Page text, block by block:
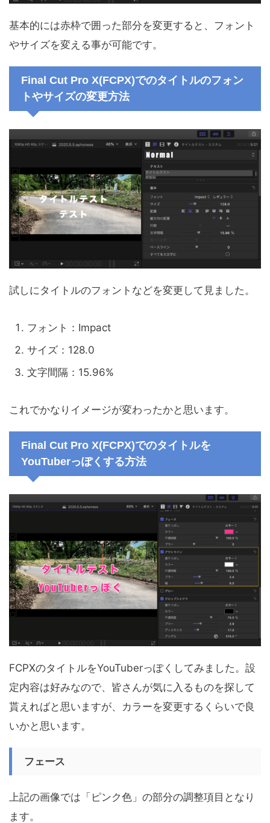
基本的には赤枠で囲った部分を変更すると、フォント
やサイズを変える事が可能です。
Final Cut Pro X(FCPX)でのタイトルのフォン
トやサイズの変更方法
試しにタイトルのフォントなどを変更して見ました。
フォント：Impact
サイズ：128.0
文字間隔：15.96%
これでかなりイメージが変わったかと思います。
Final Cut Pro X(FCPX)でのタイトルを
YouTuberっぽくする方法
FCPXのタイトルをYouTuberっぽくしてみました。設
定内容は好みなので、皆さんが気に入るものを探して
貰えればと思いますが、カラーを変更するくらいで良
いかと思います。
フェース
上記の画像では「ピンク色」の部分の調整項目となり
ます。